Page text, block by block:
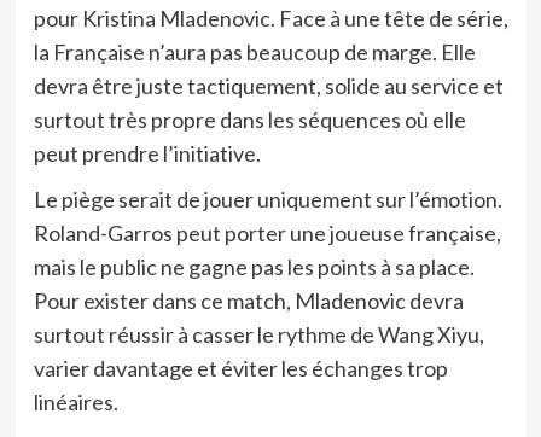
pour Kristina Mladenovic. Face à une tête de série,
la Française n’aura pas beaucoup de marge. Elle
devra être juste tactiquement, solide au service et
surtout très propre dans les séquences où elle
peut prendre l’initiative.
Le piège serait de jouer uniquement sur l’émotion.
Roland-Garros peut porter une joueuse française,
mais le public ne gagne pas les points à sa place.
Pour exister dans ce match, Mladenovic devra
surtout réussir à casser le rythme de Wang Xiyu,
varier davantage et éviter les échanges trop
linéaires.